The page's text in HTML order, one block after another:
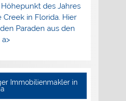
des Jahres
in Florida. Hier
Paraden aus den
Immobilienmakler in